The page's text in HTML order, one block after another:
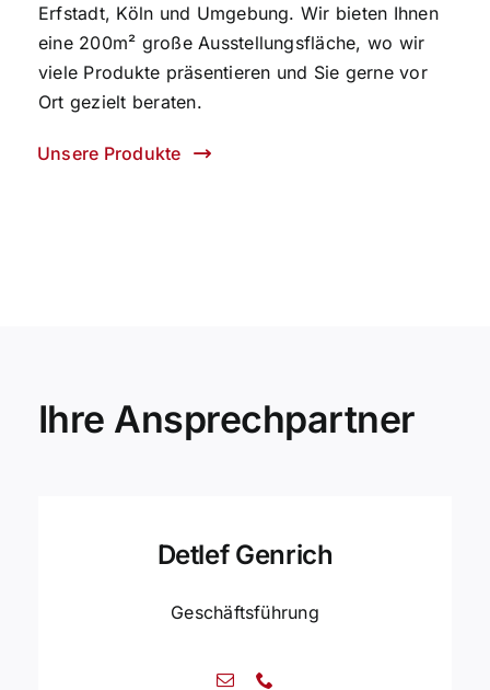
Erfstadt, Köln und Umgebung. Wir bieten Ihnen
eine 200m² große Ausstellungsfläche, wo wir
viele Produkte präsentieren und Sie gerne vor
Ort gezielt beraten.
Unsere Produkte
Ihre Ansprechpartner
Detlef Genrich
Geschäftsführung